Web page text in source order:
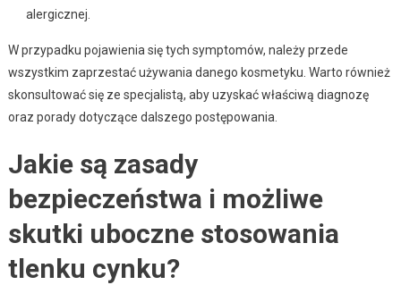
alergicznej.
W przypadku pojawienia się tych symptomów, należy przede
wszystkim zaprzestać używania danego kosmetyku. Warto również
skonsultować się ze specjalistą, aby uzyskać właściwą diagnozę
oraz porady dotyczące dalszego postępowania.
Jakie są zasady
bezpieczeństwa i możliwe
skutki uboczne stosowania
tlenku cynku?